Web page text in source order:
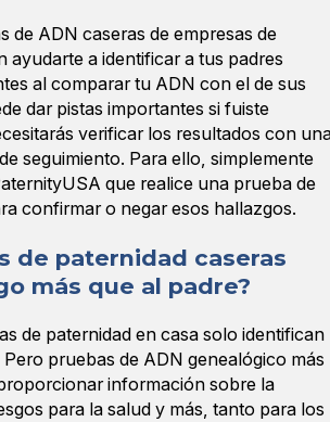
de ADN caseras de empresas de
ayudarte a identificar a tus padres
al comparar tu ADN con el de sus
dar pistas importantes si fuiste
verificar los resultados con
seguimiento. Para ello, simplemente
que realice una prueba de
confirmar o negar esos hallazgos.
de paternidad caseras
más que al padre?
de paternidad en casa solo identifican
pruebas de ADN genealógico más
información sobre la
para la salud y más, tanto para los